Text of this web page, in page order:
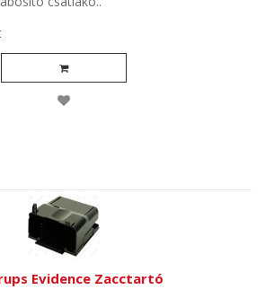
Evidence Zacctartó